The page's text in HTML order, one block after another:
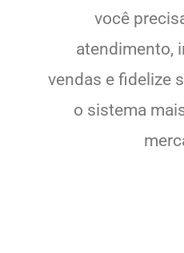
você
atendimento,
vendas e fidelize
o sistema